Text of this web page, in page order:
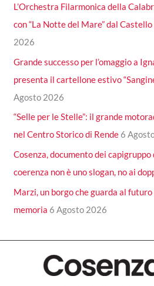
L’Orchestra Filarmonica della
con “La Notte del Mare” dal
2026
Grande successo per l’omaggio a
presenta il cartellone estivo
Agosto 2026
“Selle per le Stelle”: il grande
nel Centro Storico di Rende 6
Cosenza, documento dei capigruppo
coerenza non è uno slogan, no ai
Marzi, un borgo che guarda al
memoria 6 Agosto 2026